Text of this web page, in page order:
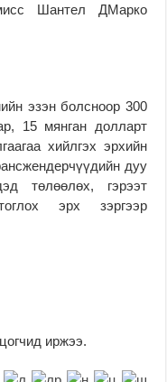
Шантел ДМарко
эзэн болсноор 300
15 мянган долларт
хийлгэх эрхийн
дуу
төлөөлөх, гэрээт
эрх зэргээр
иржээ.